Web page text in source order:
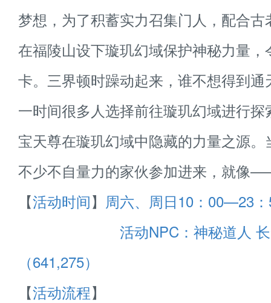
梦想，为了积蓄实力召集门人，配合
在福陵山设下璇玑幻域保护神秘力量，
卡。三界顿时躁动起来，谁不想得到
一时间很多人选择前往璇玑幻域进行
宝天尊在璇玑幻域中隐藏的力量之源
不少不自量力的家伙参加进来，就
【活动时间】 周六、周日10：00—23
活动NPC：神秘道人
（641,275）
【活动流程】